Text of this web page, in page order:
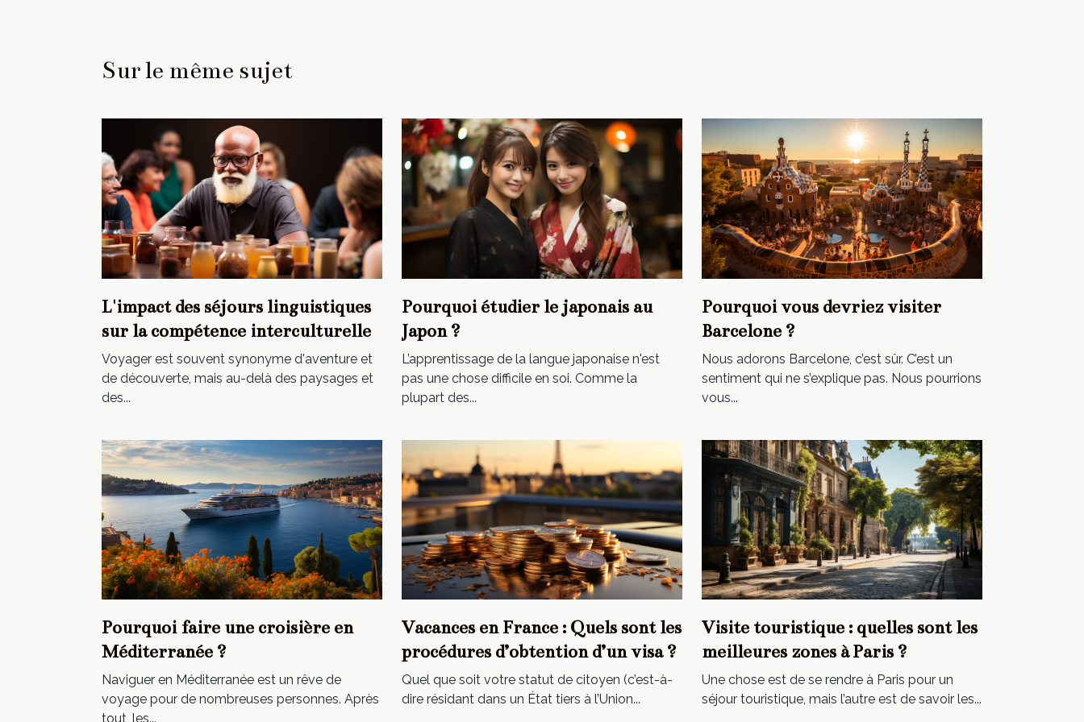
Sur le même sujet
L'impact des séjours linguistiques
sur la compétence interculturelle
Voyager est souvent synonyme d'aventure et
de découverte, mais au-delà des paysages et
des...
Pourquoi étudier le japonais au
Japon ?
L’apprentissage de la langue japonaise n'est
pas une chose difficile en soi. Comme la
plupart des...
Pourquoi vous devriez visiter
Barcelone ?
Nous adorons Barcelone, c’est sûr. C’est un
sentiment qui ne s’explique pas. Nous pourrions
vous...
Pourquoi faire une croisière en
Méditerranée ?
Naviguer en Méditerranée est un rêve de
voyage pour de nombreuses personnes. Après
tout, les...
Vacances en France : Quels sont les
procédures d’obtention d’un visa ?
Quel que soit votre statut de citoyen (c’est-à-
dire résidant dans un État tiers à l’Union...
Visite touristique : quelles sont les
meilleures zones à Paris ?
Une chose est de se rendre à Paris pour un
séjour touristique, mais l’autre est de savoir les...